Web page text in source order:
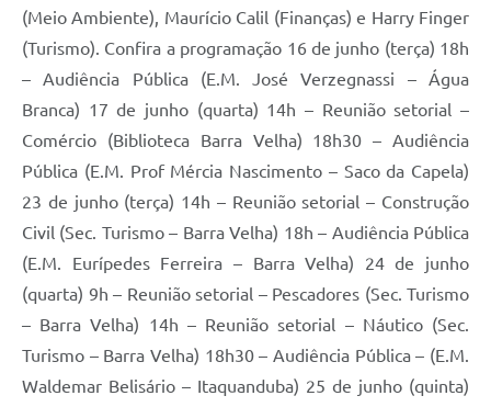
(Meio Ambiente), Maurício Calil (Finanças) e Harry Finger
(Turismo). Confira a programação 16 de junho (terça) 18h
– Audiência Pública (E.M. José Verzegnassi – Água
Branca) 17 de junho (quarta) 14h – Reunião setorial –
Comércio (Biblioteca Barra Velha) 18h30 – Audiência
Pública (E.M. Prof Mércia Nascimento – Saco da Capela)
23 de junho (terça) 14h – Reunião setorial – Construção
Civil (Sec. Turismo – Barra Velha) 18h – Audiência Pública
(E.M. Eurípedes Ferreira – Barra Velha) 24 de junho
(quarta) 9h – Reunião setorial – Pescadores (Sec. Turismo
– Barra Velha) 14h – Reunião setorial – Náutico (Sec.
Turismo – Barra Velha) 18h30 – Audiência Pública – (E.M.
Waldemar Belisário – Itaquanduba) 25 de junho (quinta)